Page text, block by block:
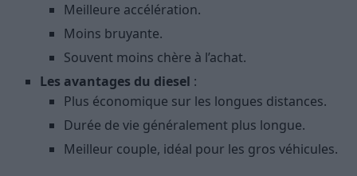
Meilleure accélération.
Moins bruyante.
Souvent moins chère à l’achat.
Les avantages du diesel :
Plus économique sur les longues distances.
Durée de vie généralement plus longue.
Meilleur couple, idéal pour les gros véhicules.